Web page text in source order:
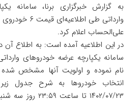
به گزارش خبرگزاری برنا، سامانه
وارداتی طی
علی‌الحساب اعلام کرد.
در این اطلاعیه آمده است: به اطلاع آن
سامانه یکپارچه عرضه خودروهای
نام نموده و اولویت آنها مشخص
انتخاب خودروها به شرح جدول